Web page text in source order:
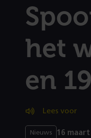
het
en
Lees voor
Nieuws 16 maart